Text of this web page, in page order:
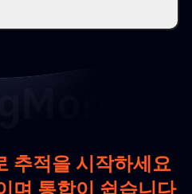
추적을 시작하세요
며 통합이 쉽습니다